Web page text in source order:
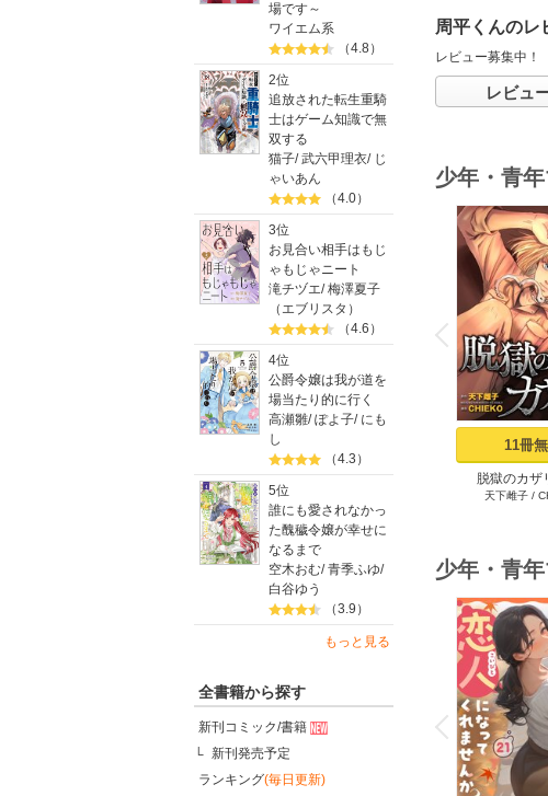
場です～
ワイエム系
（4.8）
2位
追放された転生重騎
士はゲーム知識で無
双する
猫子/武六甲理衣/ じ
ゃいあん
（4.0）
3位
お見合い相手はもじ
ゃもじゃニート
滝チヅエ/梅澤夏子
（エブリスタ）
（4.6）
4位
公爵令嬢は我が道を
場当たり的に行く
高瀬雛/ぽよ子/ にも
し
（4.3）
5位
誰にも愛されなかっ
た醜穢令嬢が幸せに
なるまで
空木おむ/青季ふゆ/
白谷ゆう
（3.9）
もっと見る
全書籍から探す
新刊コミック/書籍
新刊発売予定
ランキング(毎日更新)
周平くんのレ
レビュー募集中！
レビュ
少年・青
P
r
e
v
i
o
u
s
11冊
脱獄のカザ
天下雌子 /
少年・青
P
r
e
v
i
o
u
s